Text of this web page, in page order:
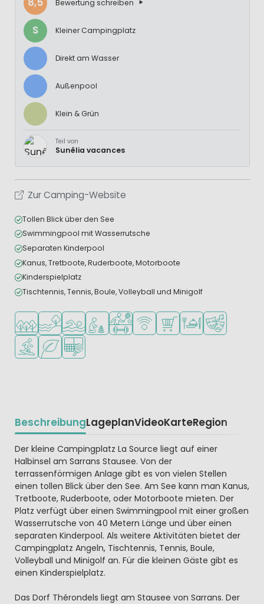
Bewertung schreiben
S Kleiner Campingplatz
Direkt am Wasser
Außenpool
Klein & Grün
Teil von
Sunêlia vacances
Zur Camping-Website
Tollen Blick über den See
Swimmingpool mit Wasserrutsche
Separaten Kinderpool
Kanus, Tretboote, Ruderboote, Motorboote
Kinderspielplatz
Tischtennis, Tennis, Boule, Volleyball und Minigolf
In waldreicher Umgebung
Am Wasser
FreibadEmpfohlen für kleine Kinder
Viele Sportmöglichkeiten
WLAN verfügbar
Supermarkt/Laden
Restaurant oder
Wassersportmöglichkeiten
Grüne Lage
Padel-Platz
BeschreibungLageplanVideoKarteRegion
Beschrijving
Der kleine Campingplatz La Source liegt auf einer
Halbinsel am Sarrans Stausee. Von der
terrassenförmigen Anlage gibt es von vielen Stellen
einen tollen Blick über den See. Am See kann man Kanus,
Tretboote, Ruderboote, oder Motorboote mieten. Der
Platz verfügt über einen Swimmingpool mit einer großen
Wasserrutsche von 40 Metern Länge und über einen
separaten Kinderpool. Als weitere Aktivitäten bietet der
Campingplatz Angeln, Tischtennis, Tennis, Boule,
Volleyball und Minigolf an. Für die kleinen Gäste gibt es
einen Kinderspielplatz.
Das Dorf Thérondels liegt am Stausee von Sarrans. Der